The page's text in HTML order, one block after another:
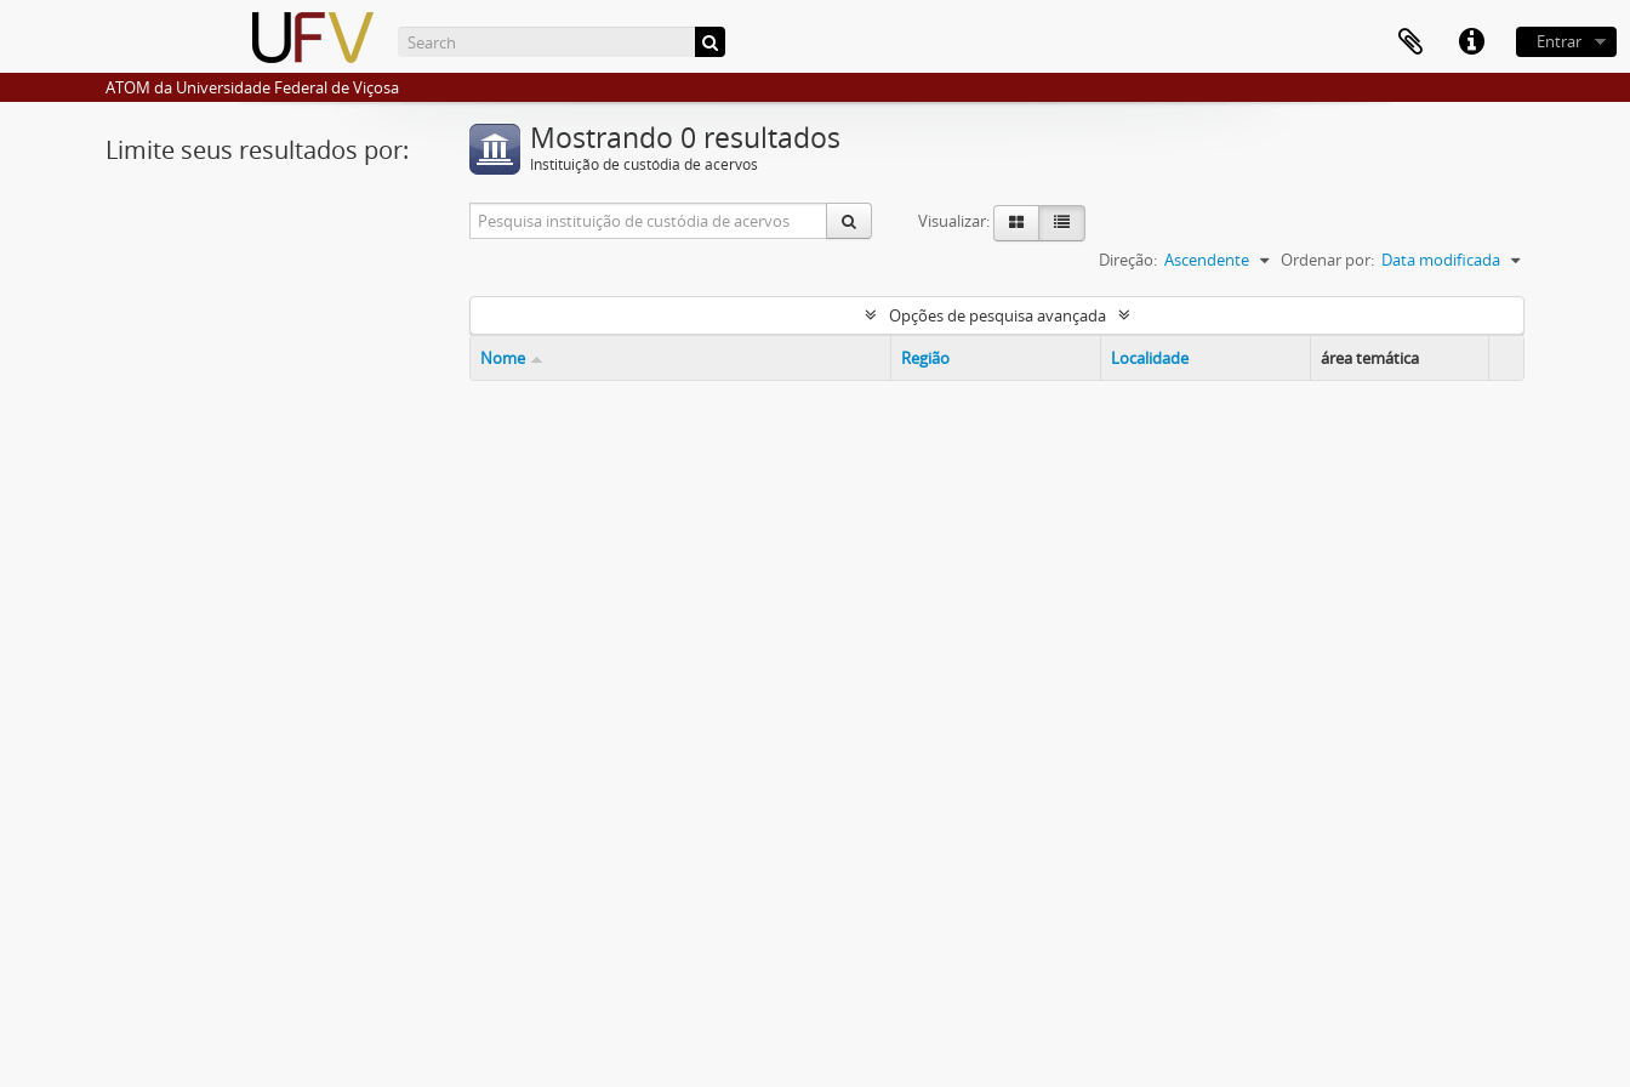
Entrar
ATOM da Universidade Federal de Viçosa
Limite seus resultados por: Mostrando 0 resultados
Instituição de custódia de acervos
Visualizar:
Ordenar por: Data modificada
Direção: Ascendente
Opções de pesquisa avançada
Nome
Região Localidade área temática